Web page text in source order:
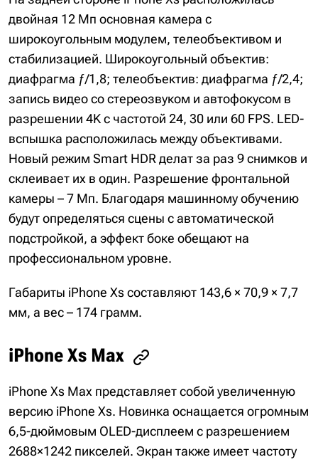
двойная 12 Мп основная камера с
широкоугольным модулем, телеобъективом и
стабилизацией. Широкоугольный объектив:
диафрагма ƒ/1,8; телеобъектив: диафрагма ƒ/2,4;
запись видео со стереозвуком и автофокусом в
разрешении 4K с частотой 24, 30 или 60 FPS. LED-
вспышка расположилась между объективами.
Новый режим Smart HDR делат за раз 9 снимков и
склеивает их в один. Разрешение фронтальной
камеры – 7 Мп. Благодаря машинному обучению
будут определяться сцены с автоматической
подстройкой, а эффект боке обещают на
профессиональном уровне.
Габариты iPhone Xs составляют 143,6 × 70,9 × 7,7
мм, а вес – 174 грамм.
iPhone Xs Max
iPhone Xs Max представляет собой увеличенную
версию iPhone Xs. Новинка оснащается огромным
6,5-дюймовым OLED-дисплеем с разрешением
2688×1242 пикселей. Экран также имеет частоту